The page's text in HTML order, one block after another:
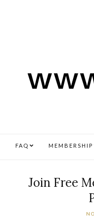
FAQ MEMBERSHIP
Join Free